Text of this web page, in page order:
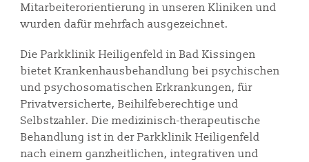
Mitarbeiterorientierung in unseren Kliniken und
wurden dafür mehrfach ausgezeichnet.
Die Parkklinik Heiligenfeld in Bad Kissingen
bietet Krankenhausbehandlung bei psychischen
und psychosomatischen Erkrankungen, für
Privatversicherte, Beihilfeberechtige und
Selbstzahler. Die medizinisch-therapeutische
Behandlung ist in der Parkklinik Heiligenfeld
nach einem ganzheitlichen, integrativen und